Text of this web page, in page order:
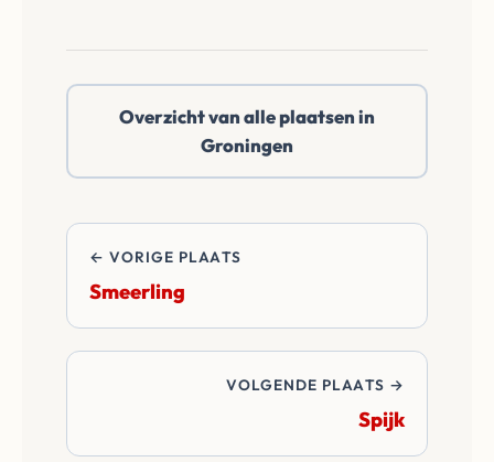
bod.
daarbuiten. Wij
betalen alle
overdrachtskosten
en notariskosten van
Overzicht van alle plaatsen in
Groningen
← VORIGE PLAATS
Smeerling
VOLGENDE PLAATS →
Spijk